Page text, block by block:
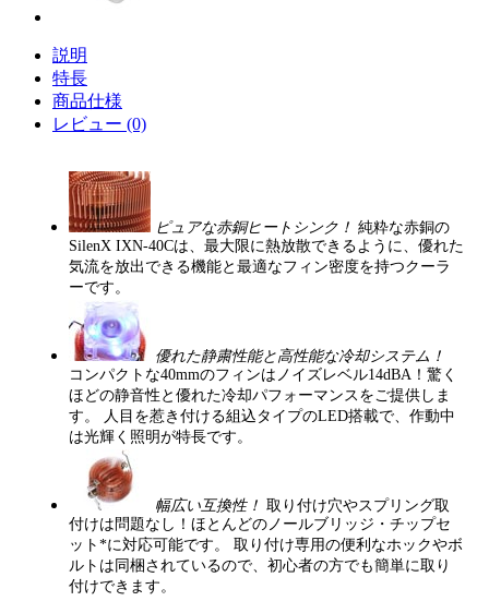
説明
特長
商品仕様
レビュー (0)
ピュアな赤銅ヒートシンク！ 純粋な赤銅の
SilenX IXN-40Cは、最大限に熱放散できるように、優れた
気流を放出できる機能と最適なフィン密度を持つクーラ
ーです。
優れた静粛性能と高性能な冷却システム！
コンパクトな40mmのフィンはノイズレベル14dBA！驚く
ほどの静音性と優れた冷却パフォーマンスをご提供しま
す。 人目を惹き付ける組込タイプのLED搭載で、作動中
は光輝く照明が特長です。
幅広い互換性！ 取り付け穴やスプリング取
付けは問題なし！ほとんどのノールブリッジ・チップセ
ット*に対応可能です。 取り付け専用の便利なホックやボ
ルトは同梱されているので、初心者の方でも簡単に取り
付けできます。